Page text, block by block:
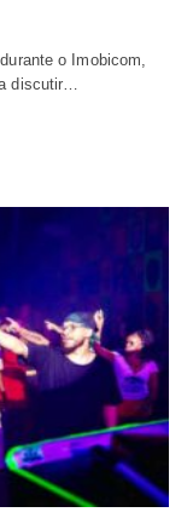
o Imobicom,
discutir…